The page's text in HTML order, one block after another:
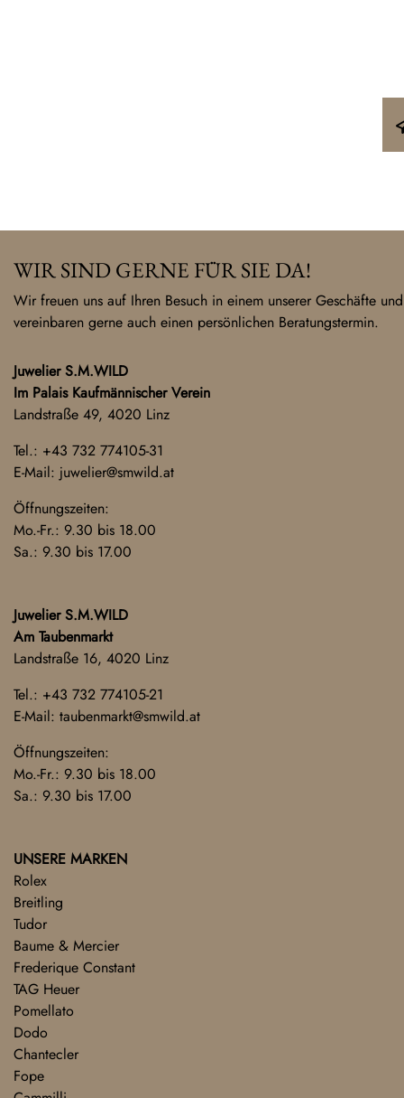
WIR SIND GERNE FÜR SIE DA!
Wir freuen uns auf Ihren Besuch in einem unserer Geschäfte und
vereinbaren gerne auch einen persönlichen Beratungstermin.
Juwelier S.M.WILD
Im Palais Kaufmännischer Verein
Landstraße 49, 4020 Linz
Tel.: +43 732 774105-31
E-Mail: juwelier@smwild.at
Öffnungszeiten:
Mo.-Fr.: 9.30 bis 18.00
Sa.: 9.30 bis 17.00
Juwelier S.M.WILD
Am Taubenmarkt
Landstraße 16, 4020 Linz
Tel.: +43 732 774105-21
E-Mail: taubenmarkt@smwild.at
Öffnungszeiten:
Mo.-Fr.: 9.30 bis 18.00
Sa.: 9.30 bis 17.00
UNSERE MARKEN
Rolex
Breitling
Tudor
Baume & Mercier
Frederique Constant
TAG Heuer
Pomellato
Dodo
Chantecler
Fope